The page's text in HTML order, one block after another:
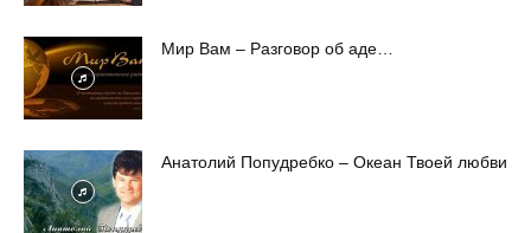
Мир Вам – Разговор об аде…
Анатолий Попудребко – Океан Твоей любви